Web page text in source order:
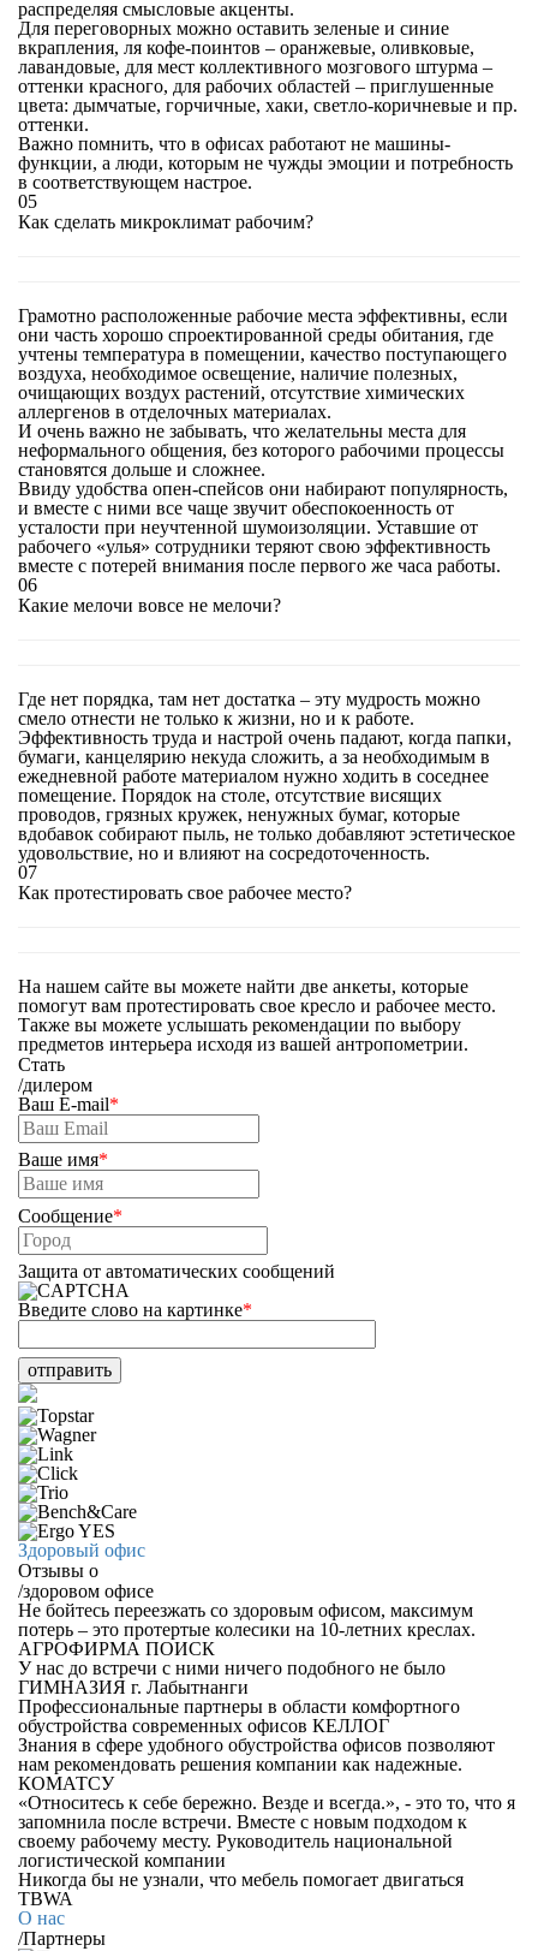
распределяя смысловые акценты.
Для переговорных можно оставить зеленые и синие
вкрапления, ля кофе-поинтов – оранжевые, оливковые,
лавандовые, для мест коллективного мозгового штурма –
оттенки красного, для рабочих областей – приглушенные
цвета: дымчатые, горчичные, хаки, светло-коричневые и пр.
оттенки.
Важно помнить, что в офисах работают не машины-
функции, а люди, которым не чужды эмоции и потребность
в соответствующем настрое.
05
Как сделать микроклимат рабочим?
Грамотно расположенные рабочие места эффективны, если
они часть хорошо спроектированной среды обитания, где
учтены температура в помещении, качество поступающего
воздуха, необходимое освещение, наличие полезных,
очищающих воздух растений, отсутствие химических
аллергенов в отделочных материалах.
И очень важно не забывать, что желательны места для
неформального общения, без которого рабочими процессы
становятся дольше и сложнее.
Ввиду удобства опен-спейсов они набирают популярность,
и вместе с ними все чаще звучит обеспокоенность от
усталости при неучтенной шумоизоляции. Уставшие от
рабочего «улья» сотрудники теряют свою эффективность
вместе с потерей внимания после первого же часа работы.
06
Какие мелочи вовсе не мелочи?
Где нет порядка, там нет достатка – эту мудрость можно
смело отнести не только к жизни, но и к работе.
Эффективность труда и настрой очень падают, когда папки,
бумаги, канцелярию некуда сложить, а за необходимым в
ежедневной работе материалом нужно ходить в соседнее
помещение. Порядок на столе, отсутствие висящих
проводов, грязных кружек, ненужных бумаг, которые
вдобавок собирают пыль, не только добавляют эстетическое
удовольствие, но и влияют на сосредоточенность.
07
Как протестировать свое рабочее место?
На нашем сайте вы можете найти две анкеты, которые
помогут вам протестировать свое кресло и рабочее место.
Также вы можете услышать рекомендации по выбору
предметов интерьера исходя из вашей антропометрии.
Стать
/дилером
Ваш E-mail*
Ваше имя*
Сообщение*
Защита от автоматических сообщений
Введите слово на картинке*
Здоровый офис
Отзывы о
/здоровом офисе
Не бойтесь переезжать со здоровым офисом, максимум
потерь – это протертые колесики на 10-летних креслах.
АГРОФИРМА ПОИСК
У нас до встречи с ними ничего подобного не было
ГИМНАЗИЯ г. Лабытнанги
Профессиональные партнеры в области комфортного
обустройства современных офисов КЕЛЛОГ
Знания в сфере удобного обустройства офисов позволяют
нам рекомендовать решения компании как надежные.
КОМАТСУ
«Относитесь к себе бережно. Везде и всегда.», - это то, что я
запомнила после встречи. Вместе с новым подходом к
своему рабочему месту. Руководитель национальной
логистической компании
Никогда бы не узнали, что мебель помогает двигаться
TBWA
О нас
/Партнеры